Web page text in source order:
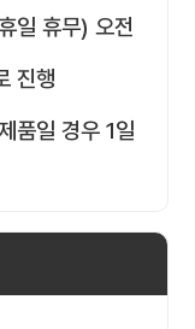
일 휴무) 오전
진행
품일 경우 1일